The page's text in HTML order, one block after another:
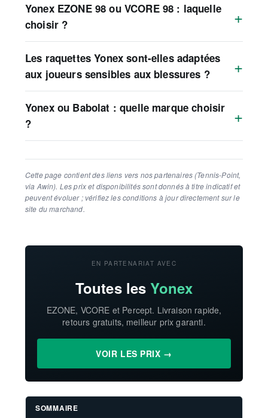
Yonex EZONE 98 ou VCORE 98 : laquelle
choisir ?
Les raquettes Yonex sont-elles adaptées
aux joueurs sensibles aux blessures ?
Yonex ou Babolat : quelle marque choisir
?
Cette page contient des liens vers nos partenaires (Tennis-Point,
via Awin). Les prix et disponibilités sont donnés à titre indicatif et
peuvent évoluer ; vérifiez les conditions à jour directement sur le
site du marchand.
EN PARTENARIAT AVEC
Toutes lesYonex
EZONE, VCORE et Percept. Livraison rapide,
retours gratuits, meilleur prix garanti.
VOIR LES PRIX →
SOMMAIRE